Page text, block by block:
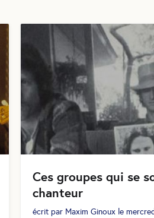
Ces groupes qui se
chanteur
écrit par Maxim Ginoux le